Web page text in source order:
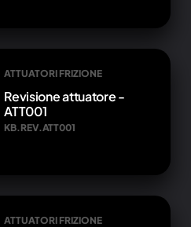
ATTUATORI FRIZIONE
Revisione attuatore -
ATT001
KB.REV.ATT001
ATTUATORI FRIZIONE